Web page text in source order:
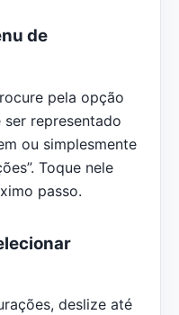
de
pela opção
representado
ou simplesmente
Toque nele
passo.
deslize até